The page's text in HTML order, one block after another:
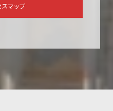
マップ